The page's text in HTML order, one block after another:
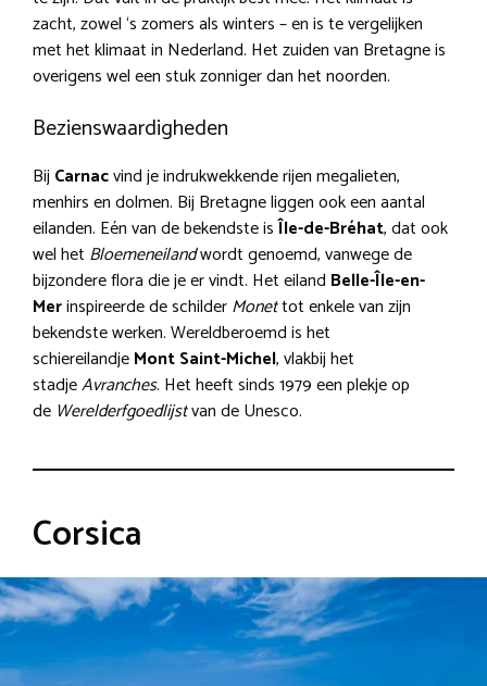
zacht, zowel ‘s zomers als winters – en is te vergelijken
met het klimaat in Nederland. Het zuiden van Bretagne is
overigens wel een stuk zonniger dan het noorden.
Bezienswaardigheden
Bij Carnacvind je indrukwekkende rijen megalieten,
menhirs en dolmen. Bij Bretagne liggen ook een aantal
eilanden. Eén van de bekendste isÎle-de-Bréhat, dat ook
wel het Bloemeneilandwordt genoemd, vanwege de
bijzondere flora die je er vindt. Het eiland Belle-Île-en-
Merinspireerde de schilderMonettot enkele van zijn
bekendste werken. Wereldberoemd is het
schiereilandjeMont Saint-Michel, vlakbij het
stadjeAvranches. Het heeft sinds 1979 een plekje op
de Werelderfgoedlijstvan de Unesco.
Corsica